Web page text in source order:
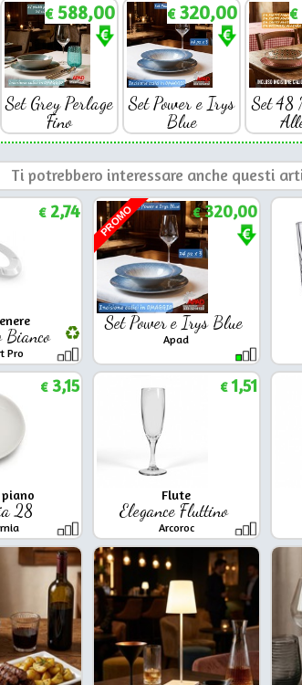
€588,00
Set Grey Perlage
Fino
€320,00
Set Power e Irys
Blue
€
Set 48
Ti potrebbero interessare anche questi
Bianco
Pro
€2,74
Set Power e Irys Blue
Apad
PROMO €320,00
28
€3,15
Flute
Elegance Fluttino
Arcoroc
€1,51